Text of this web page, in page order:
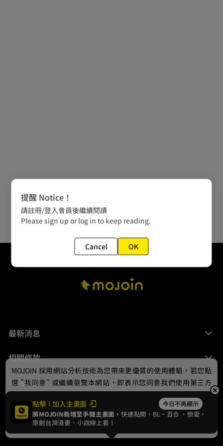
最新消息
相關條款
聯絡我們
© 2024 gamania Digital Entertainment Co., Ltd.
點擊 加入主畫面 今日不再顯示
將MOJOIN新增至手機主畫面，快速點開，BL、 百合 、戀愛，
原創台灣漫畫、小說線上看！
MOJOIN 採用網站分析技術為您帶來更優質的使用體驗，若您點
選 "我同意" 或繼續瀏覽本網站，即表示您同意我們使用第三方
Cookie，欲瞭解更多資訊請見隱私權政策。
我同意
提醒 Notice！
請註冊/登入會員後繼續閱讀
Please sign up or log in to keep reading.
Cancel OK